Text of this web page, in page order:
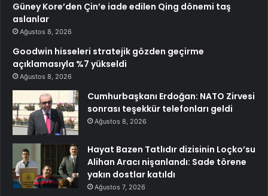
Güney Kore’den Çin’e iade edilen Qing dönemi taş
aslanlar
Ağustos 8, 2026
Goodwin hisseleri stratejik gözden geçirme
açıklamasıyla %7 yükseldi
Ağustos 8, 2026
Cumhurbaşkanı Erdoğan: NATO Zirvesi
sonrası teşekkür telefonları geldi
Ağustos 8, 2026
Hayat Bazen Tatlıdır dizisinin Loçko’su
Alihan Aracı nişanlandı: Sade törene
yakın dostlar katıldı
Ağustos 7, 2026